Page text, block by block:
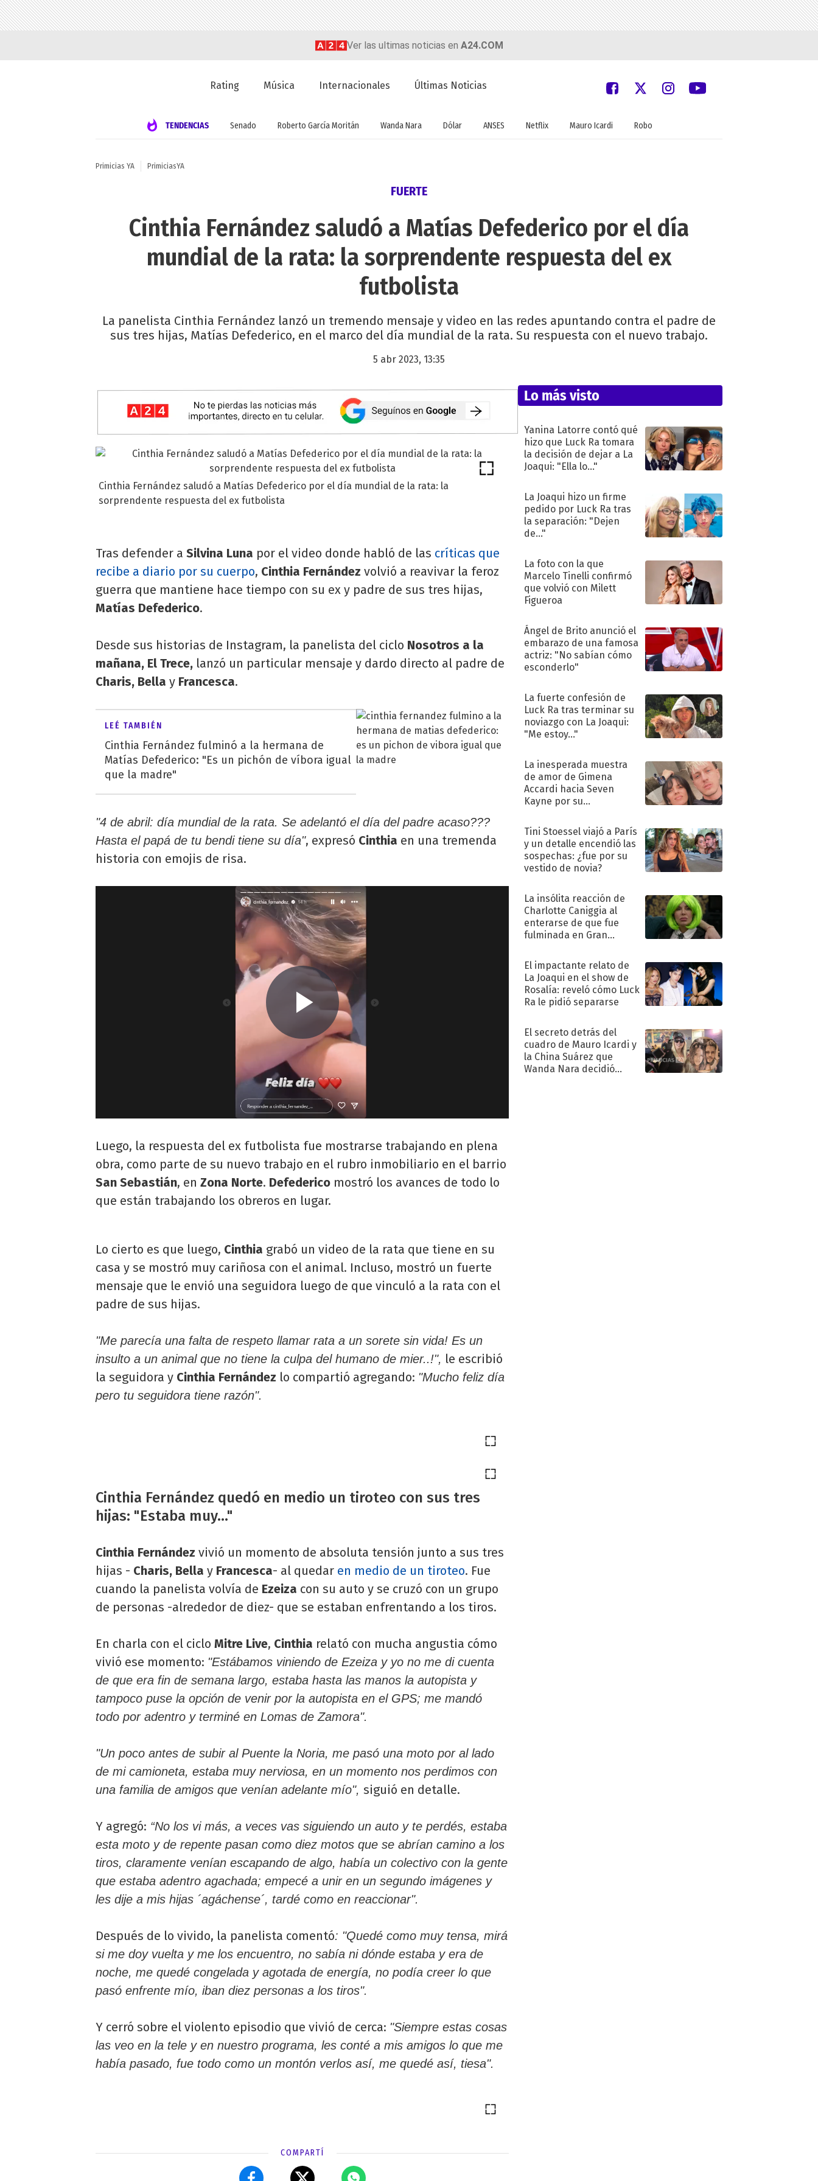
Ver las ultimas noticias en A24.COM
Rating Música Internacionales Últimas Noticias
TENDENCIAS Senado Roberto García Moritán Wanda Nara Dólar ANSES Netflix Mauro Icardi Robo
Primicias YA PrimiciasYA
FUERTE
Cinthia Fernández saludó a Matías Defederico por el día
mundial de la rata: la sorprendente respuesta del ex
futbolista
La panelista Cinthia Fernández lanzó un tremendo mensaje y video en las redes apuntando contra el padre de
sus tres hijas, Matías Defederico, en el marco del día mundial de la rata. Su respuesta con el nuevo trabajo.
5 abr 2023, 13:35
Cinthia Fernández saludó a Matías Defederico por el día mundial de la rata: la
sorprendente respuesta del ex futbolista
Tras defender a Silvina Luna por el video donde habló de las críticas que
recibe a diario por su cuerpo, Cinthia Fernández volvió a reavivar la feroz
guerra que mantiene hace tiempo con su ex y padre de sus tres hijas,
Matías Defederico.
Desde sus historias de Instagram, la panelista del ciclo Nosotros a la
mañana, El Trece, lanzó un particular mensaje y dardo directo al padre de
Charis, Bella y Francesca.
LEÉ TAMBIÉN
Cinthia Fernández fulminó a la hermana de
Matías Defederico: "Es un pichón de víbora igual
que la madre"
"4 de abril: día mundial de la rata. Se adelantó el día del padre acaso???
Hasta el papá de tu bendi tiene su día", expresó Cinthia en una tremenda
historia con emojis de risa.
Luego, la respuesta del ex futbolista fue mostrarse trabajando en plena
obra, como parte de su nuevo trabajo en el rubro inmobiliario en el barrio
San Sebastián, en Zona Norte. Defederico mostró los avances de todo lo
que están trabajando los obreros en lugar.
Lo cierto es que luego, Cinthia grabó un video de la rata que tiene en su
casa y se mostró muy cariñosa con el animal. Incluso, mostró un fuerte
mensaje que le envió una seguidora luego de que vinculó a la rata con el
padre de sus hijas.
"Me parecía una falta de respeto llamar rata a un sorete sin vida! Es un
insulto a un animal que no tiene la culpa del humano de mier..!", le escribió
la seguidora y Cinthia Fernández lo compartió agregando: "Mucho feliz día
pero tu seguidora tiene razón".
Cinthia Fernández quedó en medio un tiroteo con sus tres
hijas: "Estaba muy..."
Cinthia Fernández vivió un momento de absoluta tensión junto a sus tres
hijas - Charis, Bella y Francesca- al quedar en medio de un tiroteo. Fue
cuando la panelista volvía de Ezeiza con su auto y se cruzó con un grupo
de personas -alrededor de diez- que se estaban enfrentando a los tiros.
En charla con el ciclo Mitre Live, Cinthia relató con mucha angustia cómo
vivió ese momento: "Estábamos viniendo de Ezeiza y yo no me di cuenta
de que era fin de semana largo, estaba hasta las manos la autopista y
tampoco puse la opción de venir por la autopista en el GPS; me mandó
todo por adentro y terminé en Lomas de Zamora".
"Un poco antes de subir al Puente la Noria, me pasó una moto por al lado
de mi camioneta, estaba muy nerviosa, en un momento nos perdimos con
una familia de amigos que venían adelante mío", siguió en detalle.
Y agregó: “No los vi más, a veces vas siguiendo un auto y te perdés, estaba
esta moto y de repente pasan como diez motos que se abrían camino a los
tiros, claramente venían escapando de algo, había un colectivo con la gente
que estaba adentro agachada; empecé a unir en un segundo imágenes y
les dije a mis hijas ´agáchense´, tardé como en reaccionar".
Después de lo vivido, la panelista comentó: "Quedé como muy tensa, mirá
si me doy vuelta y me los encuentro, no sabía ni dónde estaba y era de
noche, me quedé congelada y agotada de energía, no podía creer lo que
pasó enfrente mío, iban diez personas a los tiros".
Y cerró sobre el violento episodio que vivió de cerca: "Siempre estas cosas
las veo en la tele y en nuestro programa, les conté a mis amigos lo que me
había pasado, fue todo como un montón verlos así, me quedé así, tiesa".
COMPARTÍ
Lo más visto
Yanina Latorre contó qué
hizo que Luck Ra tomara
la decisión de dejar a La
Joaqui: "Ella lo..."
La Joaqui hizo un firme
pedido por Luck Ra tras
la separación: "Dejen
de..."
La foto con la que
Marcelo Tinelli confirmó
que volvió con Milett
Figueroa
Ángel de Brito anunció el
embarazo de una famosa
actriz: "No sabían cómo
esconderlo"
La fuerte confesión de
Luck Ra tras terminar su
noviazgo con La Joaqui:
"Me estoy..."
La inesperada muestra
de amor de Gimena
Accardi hacia Seven
Kayne por su
Tini Stoessel viajó a París
y un detalle encendió las
sospechas: ¿fue por su
vestido de novia?
La insólita reacción de
Charlotte Caniggia al
enterarse de que fue
fulminada en Gran
El impactante relato de
La Joaqui en el show de
Rosalía: reveló cómo Luck
Ra le pidió separarse
El secreto detrás del
cuadro de Mauro Icardi y
la China Suárez que
Wanda Nara decidió